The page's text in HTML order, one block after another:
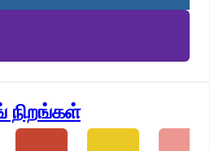
நிறங்கள்